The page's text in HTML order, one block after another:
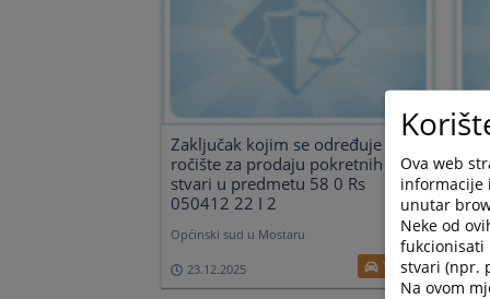
Zaključak kojim se određuje prvo
ročište za prodaju pokretnih
stvari u predmetu 58 0 Rs
050412 22 I 2
Općinski sud u Mostaru
23.12.2025 Vozila
Ova web
informacije
unutar
Neke od
fukcionisati
stvari (npr.
Na ovom